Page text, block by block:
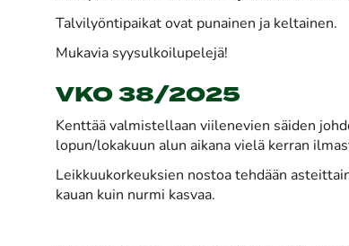
Talvilyöntipaikat ovat punainen ja keltainen.
Mukavia syysulkoilupelejä!
VKO 38/2025
Kenttää valmistellaan viilenevien säiden
lopun/lokakuun alun aikana vielä kerran
Leikkuukorkeuksien nostoa tehdään
kauan kuin nurmi kasvaa.